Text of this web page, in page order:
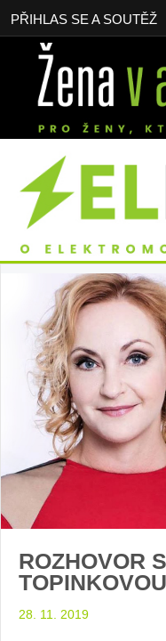
PŘIHLAS SE A SOUTĚŽ
ROZHOVOR
TOPINKOVOU
28. 11. 2019